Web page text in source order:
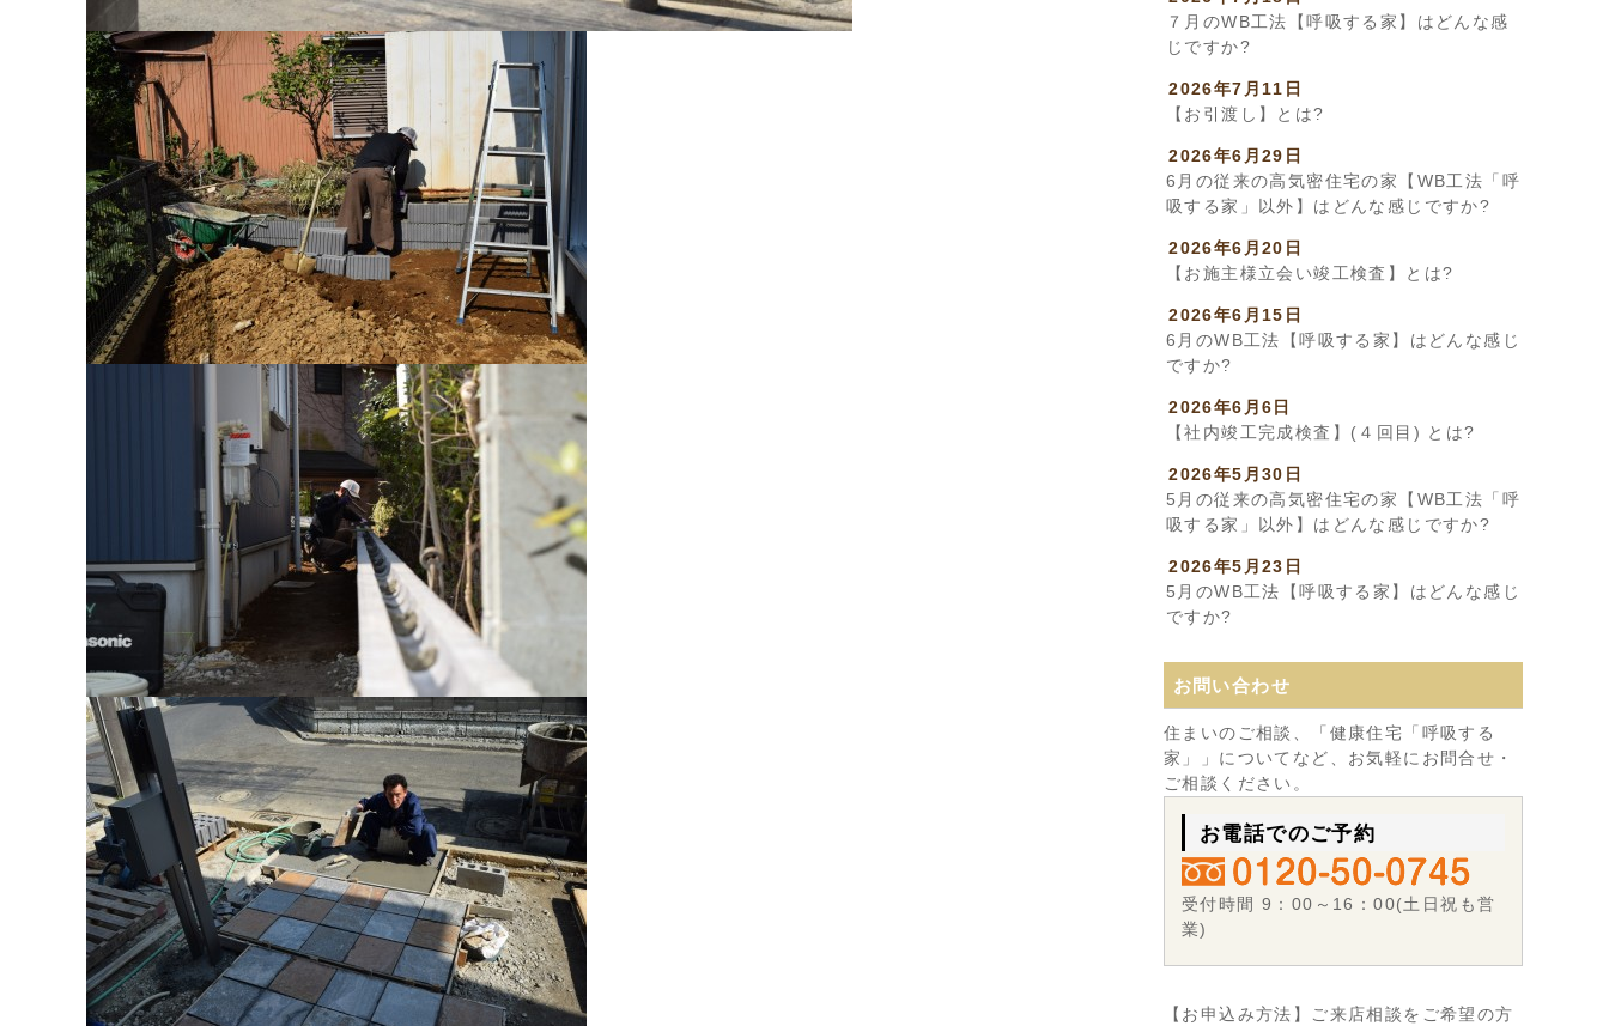
７月のWB工法【呼吸する家】はどんな感
じですか?
2026年7月11日
【お引渡し】とは?
2026年6月29日
6月の従来の高気密住宅の家【WB工法「呼
吸する家」以外】はどんな感じですか?
2026年6月20日
【お施主様立会い竣工検査】とは?
2026年6月15日
6月のWB工法【呼吸する家】はどんな感じ
ですか?
2026年6月6日
【社内竣工完成検査】(４回目) とは?
2026年5月30日
5月の従来の高気密住宅の家【WB工法「呼
吸する家」以外】はどんな感じですか?
2026年5月23日
5月のWB工法【呼吸する家】はどんな感じ
ですか?
お問い合わせ
住まいのご相談、「健康住宅「呼吸する
家」」についてなど、お気軽にお問合せ・
ご相談ください。
お電話でのご予約
受付時間 9：00～16：00(土日祝も営
業)
【お申込み方法】ご来店相談をご希望の方